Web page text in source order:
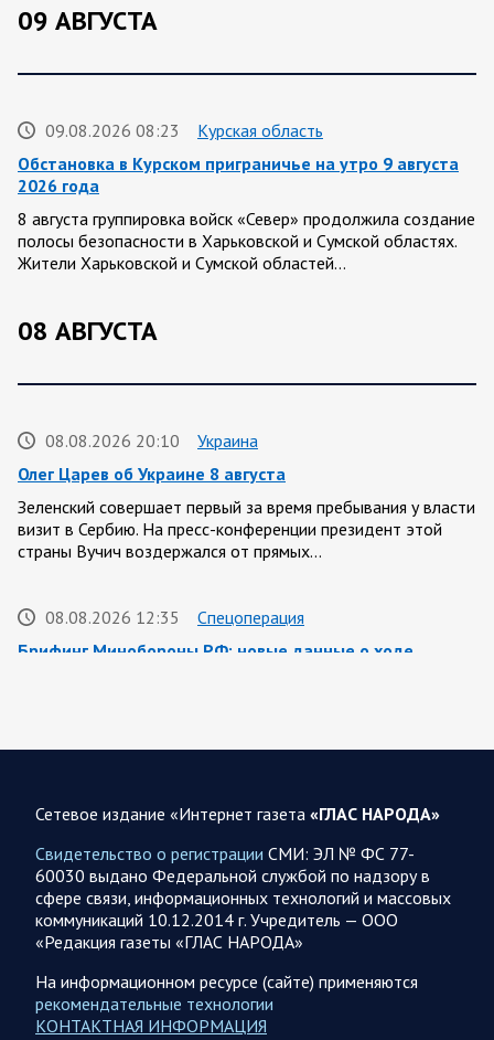
09 АВГУСТА
09.08.2026 08:23
Курская область
Обстановка в Курском приграничье на утро 9 августа
2026 года
8 августа группировка войск «Север» продолжила создание
полосы безопасности в Харьковской и Сумской областях.
Жители Харьковской и Сумской областей…
08 АВГУСТА
08.08.2026 20:10
Украина
Олег Царев об Украине 8 августа
Зеленский совершает первый за время пребывания у власти
визит в Сербию. На пресс-конференции президент этой
страны Вучич воздержался от прямых…
08.08.2026 12:35
Спецоперация
Брифинг Минобороны РФ: новые данные о ходе
представители группировок «Север», «Запад», «Центр»,
Сводка военных действий от Минобороны РФ 8
августа. Коротко
Группировка войск «Север» взяла под контроль населенный
пункт Ивановка в Харьковской области. Российские
вооруженные силы за последние сутки поразили…
Сетевое издание «Интернет газета «ГЛАС НАРОДА»
Свидетельство о регистрации СМИ: ЭЛ № ФС 77-
60030 выдано Федеральной службой по надзору в
сфере связи, информационных технологий и массовых
коммуникаций 10.12.2014 г. Учредитель — ООО
«Редакция газеты «ГЛАС НАРОДА»
На информационном ресурсе (сайте) применяются
рекомендательные технологии
КОНТАКТНАЯ ИНФОРМАЦИЯ